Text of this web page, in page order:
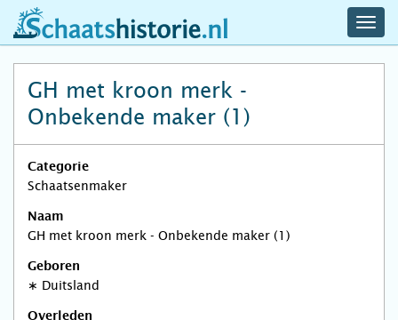
schaatshistorie.nl
GH met kroon merk -
Onbekende maker (1)
Categorie
Schaatsenmaker
Naam
GH met kroon merk - Onbekende maker (1)
Geboren
∗ Duitsland
Overleden